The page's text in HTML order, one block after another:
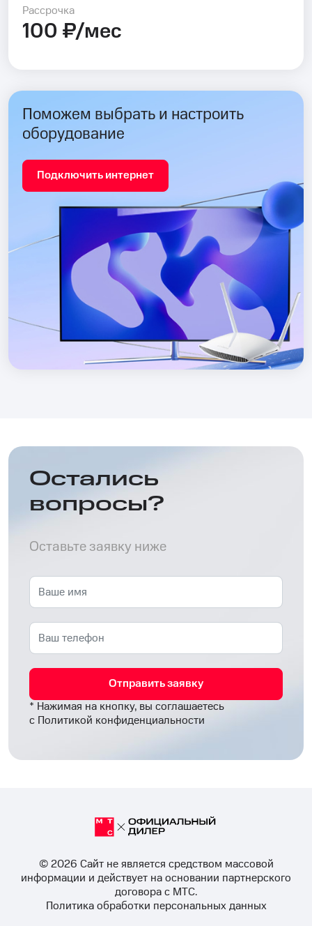
Рассрочка
100 ₽/мес
Поможем выбрать и настроить
оборудование
Подключить интернет
Остались
вопросы?
Оставьте заявку ниже
Отправить заявку
* Нажимая на кнопку, вы соглашаетесь
с Политикой конфиденциальности
© 2026 Cайт не является средством массовой
информации и действует на основании партнерского
договора с МТС.
Политика обработки персональных данных